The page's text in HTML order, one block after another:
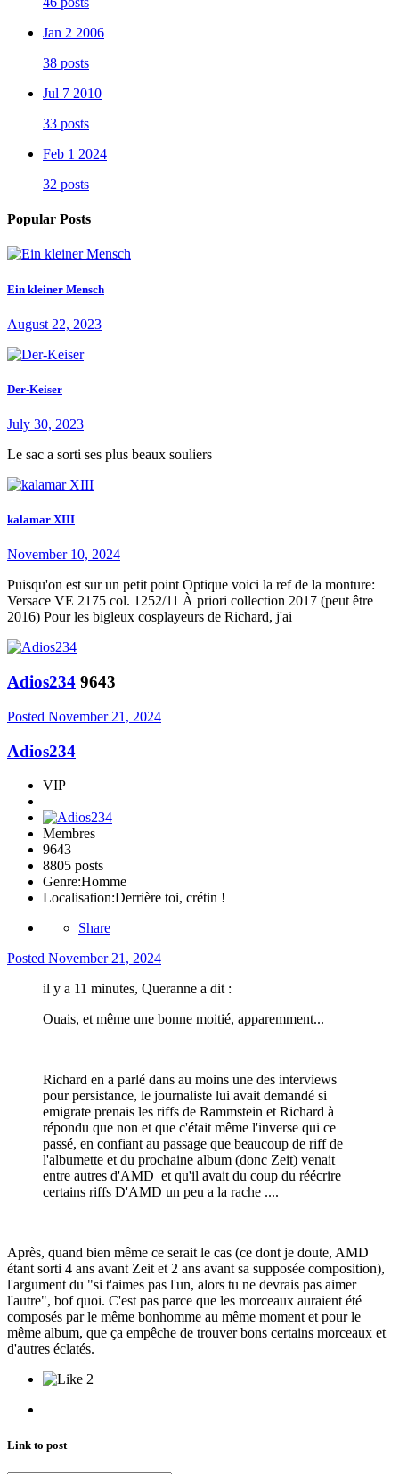
Jan 2 2006
38 posts
Jul 7 2010
33 posts
Feb 1 2024
32 posts
Popular Posts
Ein kleiner Mensch
August 22, 2023
Der-Keiser
July 30, 2023
Le sac a sorti ses plus beaux souliers
kalamar XIII
November 10, 2024
Puisqu'on est sur un petit point Optique voici la ref de la monture:
Versace VE 2175 col. 1252/11 À priori collection 2017 (peut être
2016) Pour les bigleux cosplayeurs de Richard, j'ai
Adios234 9643
Posted November 21, 2024
Adios234
VIP
Membres
9643
8805 posts
Genre:Homme
Localisation:Derrière toi, crétin !
Share
Posted November 21, 2024
il y a 11 minutes, Queranne a dit :
Ouais, et même une bonne moitié, apparemment...
Richard en a parlé dans au moins une des interviews
pour persistance, le journaliste lui avait demandé si
emigrate prenais les riffs de Rammstein et Richard à
répondu que non et que c'était même l'inverse qui ce
passé, en confiant au passage que beaucoup de riff de
l'albumette et du prochaine album (donc Zeit) venait
entre autres d'AMD et qu'il avait du coup du réécrire
certains riffs D'AMD un peu a la rache ....
Après, quand bien même ce serait le cas (ce dont je doute, AMD
étant sorti 4 ans avant Zeit et 2 ans avant sa supposée composition),
l'argument du "si t'aimes pas l'un, alors tu ne devrais pas aimer
l'autre", bof quoi. C'est pas parce que les morceaux auraient été
composés par le même bonhomme au même moment et pour le
même album, que ça empêche de trouver bons certains morceaux et
d'autres éclatés.
2
Link to post